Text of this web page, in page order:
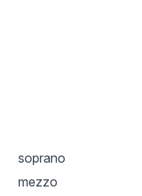
soprano
mezzo